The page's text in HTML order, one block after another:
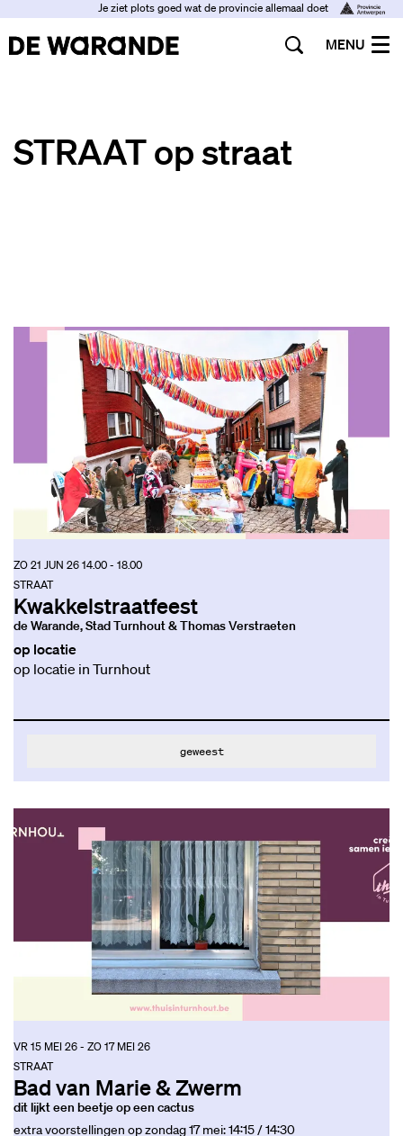
Je ziet plots goed wat de provincie allemaal doet
MENU
STRAAT op straat
Kwakkelstraatfeest
de Warande, Stad Turnhout & Thomas Verstraeten
STRAAT
ZO 21 JUN 2614.00 - 18.00
op locatie
op locatie in Turnhout
geweest
Bad van Marie & Zwerm
dit lijkt een beetje op een cactus
STRAAT
VR 15 MEI 26- ZO 17 MEI 26
extra voorstellingen op zondag 17 mei: 14:15 / 14:30